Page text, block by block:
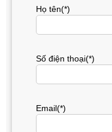
Họ tên(*)
Số điện thoại(*)
Email(*)